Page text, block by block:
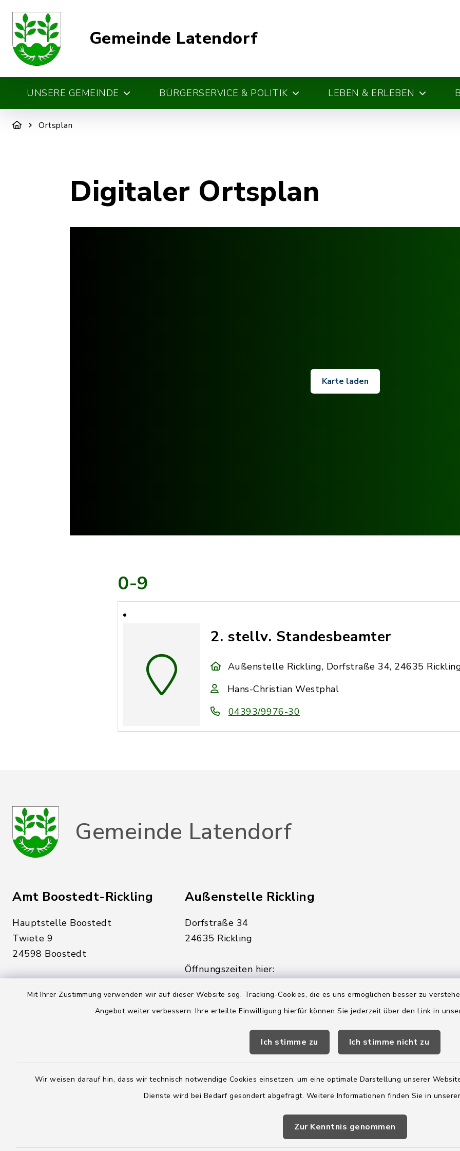
Mit Ihrer Zustimmung verwenden wir auf dieser Website sog. Tracking-Cookies, die es uns ermöglichen besser zu
Angebot weiter verbessern. Ihre erteilte Einwilligung hierfür können Sie jederzeit über den Link in
Ich stimme zu Ich stimme nicht zu
Wir weisen darauf hin, dass wir technisch notwendige Cookies einsetzen, um eine optimale Darstellung unserer
Dienste wird bei Bedarf gesondert abgefragt. Weitere Informationen finden Sie in
Zur Kenntnis genommen
Gemeinde Latendorf
UNSERE GEMEINDE BÜRGERSERVICE & POLITIK LEBEN & ERLEBEN
Ortsplan
Digitaler Ortsplan
Karte laden
0-9
2. stellv. Standesbeamter
Außenstelle Rickling, Dorfstraße 34, 24635
Hans-Christian Westphal
04393/9976-30
Gemeinde Latendorf
Amt Boostedt-Rickling
Hauptstelle Boostedt
Twiete 9
24598 Boostedt
Montag, Dienstag, Donnerstag,
sowie zusätzlich am Dienstag:
14:00 - 18:00 Uhr
rickling.de
Außenstelle Rickling
Dorfstraße 34
24635 Rickling
Öffnungszeiten hier:
Freitag:
08:00 - 12:00 Uhr
sowie zusätzlich am Donnerstag:
14:00 - 18:00 Uhr
04328 179-0
04328 - 179-44
info@amt-boostedt-